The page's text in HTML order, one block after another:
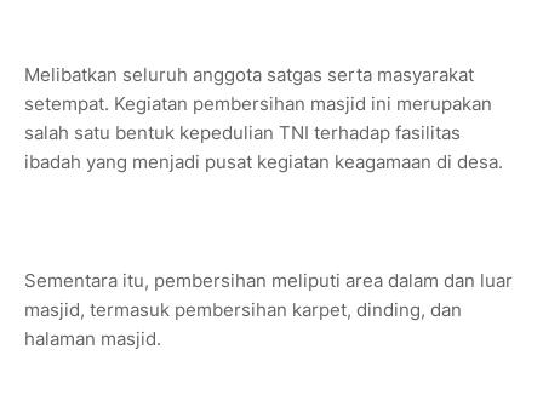
Melibatkan seluruh anggota satgas serta masyarakat
setempat. Kegiatan pembersihan masjid ini merupakan
salah satu bentuk kepedulian TNI terhadap fasilitas
ibadah yang menjadi pusat kegiatan keagamaan di desa.
Sementara itu, pembersihan meliputi area dalam dan luar
masjid, termasuk pembersihan karpet, dinding, dan
halaman masjid.